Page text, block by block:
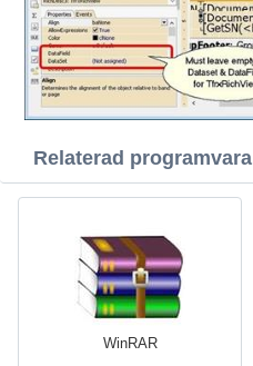
Relaterad programvara
WinRAR